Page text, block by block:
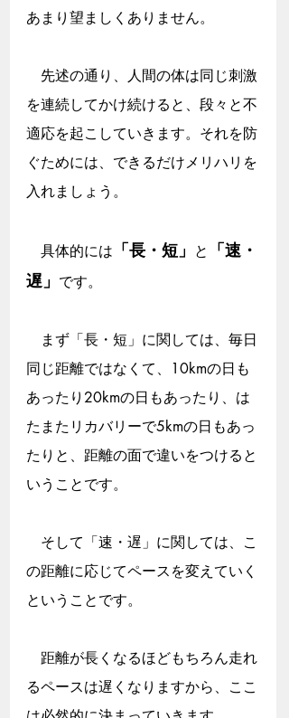
あまり望ましくありません。
先述の通り、人間の体は同じ刺激
を連続してかけ続けると、段々と不
適応を起こしていきます。それを防
ぐためには、できるだけメリハリを
入れましょう。
具体的には 「長・短」 と
「速・
遅」 です。
まず「長・短」に関しては、毎日
同じ距離ではなくて、10kmの日も
あったり20kmの日もあったり、は
たまたリカバリーで5kmの日もあっ
たりと、距離の面で違いをつけると
いうことです。
そして「速・遅」に関しては、こ
の距離に応じてペースを変えていく
ということです。
距離が長くなるほどもちろん走れ
るペースは遅くなりますから、ここ